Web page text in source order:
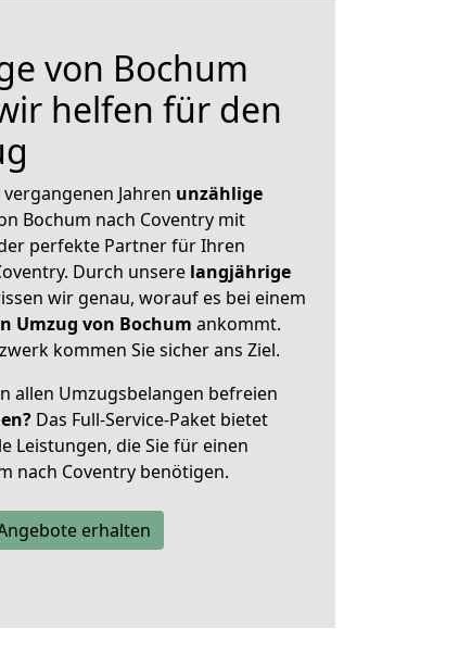
von Bochum
helfen für den
Jahren unzählige
Bochum nach Coventry mit
perfekte Partner für Ihren
Durch unsere langjährige
wir genau, worauf es bei einem
Umzug von Bochum ankommt.
kommen Sie sicher ans Ziel.
allen Umzugsbelangen befreien
Das Full-Service-Paket bietet
Leistungen, die Sie für einen
nach Coventry benötigen.
erhalten